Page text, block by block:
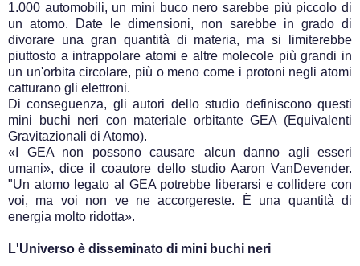
1.000 automobili, un mini buco nero sarebbe più piccolo di
un atomo. Date le dimensioni, non sarebbe in grado di
divorare una gran quantità di materia, ma si limiterebbe
piuttosto a intrappolare atomi e altre molecole più grandi in
un un'orbita circolare, più o meno come i protoni negli atomi
catturano gli elettroni.
Di conseguenza, gli autori dello studio definiscono questi
mini buchi neri con materiale orbitante GEA (Equivalenti
Gravitazionali di Atomo).
«I GEA non possono causare alcun danno agli esseri
umani», dice il coautore dello studio Aaron VanDevender.
"Un atomo legato al GEA potrebbe liberarsi e collidere con
voi, ma voi non ve ne accorgereste. È una quantità di
energia molto ridotta».
L'Universo è disseminato di mini buchi neri